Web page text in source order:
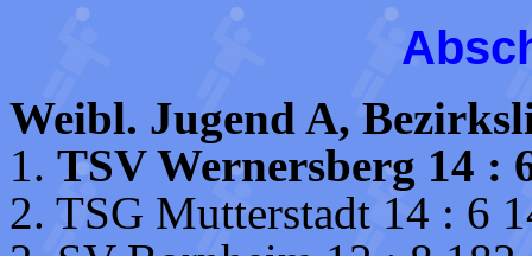
Weibl. Jugend A,
1. TSV Wernersberg 14 :
2. TSG Mutterstadt 14 : 6